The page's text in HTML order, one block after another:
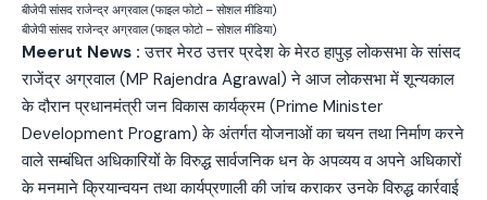
बीजेपी सांसद राजेन्द्र अग्रवाल (फाइल फोटो – सोशल मीडिया)
बीजेपी सांसद राजेन्द्र अग्रवाल (फाइल फोटो – सोशल मीडिया)
Meerut News : उत्तर मेरठ उत्तर प्रदेश के मेरठ हापुड़ लोकसभा के सांसद
राजेंद्र अग्रवाल (MP Rajendra Agrawal) ने आज लोकसभा में शून्यकाल
के दौरान प्रधानमंत्री जन विकास कार्यक्रम (Prime Minister
Development Program) के अंतर्गत योजनाओं का चयन तथा निर्माण करने
वाले सम्बंधित अधिकारियों के विरुद्ध सार्वजनिक धन के अपव्यय व अपने अधिकारों
के मनमाने क्रियान्वयन तथा कार्यप्रणाली की जांच कराकर उनके विरुद्ध कार्रवाई